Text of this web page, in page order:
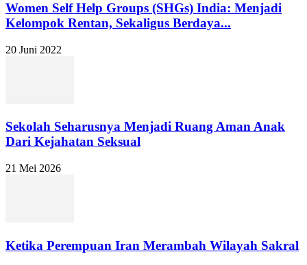
Women Self Help Groups (SHGs) India: Menjadi
Kelompok Rentan, Sekaligus Berdaya...
20 Juni 2022
Sekolah Seharusnya Menjadi Ruang Aman Anak
Dari Kejahatan Seksual
21 Mei 2026
Ketika Perempuan Iran Merambah Wilayah Sakral